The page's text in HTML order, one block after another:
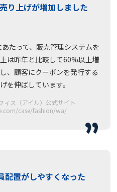
り上げが増加しました
たって、販売管理システムを
は昨年と比較して60%以上増
、顧客にクーポンを発行する
を伸ばしています。
ィス（アイル）公式サイト
case/fashion/wa/
配置がしやすくなった